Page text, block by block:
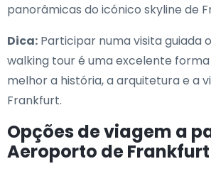
panorâmicas do icónico skyline de
Dica: Participar numa visita guiada
walking tour é uma excelente
melhor a história, a arquitetura e a
Frankfurt.
Opções de viagem a
Aeroporto de Frankfurt